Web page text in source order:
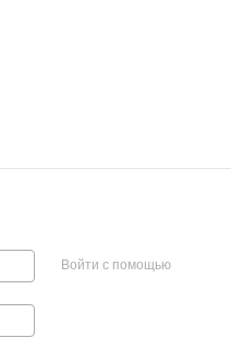
Войти с помощью